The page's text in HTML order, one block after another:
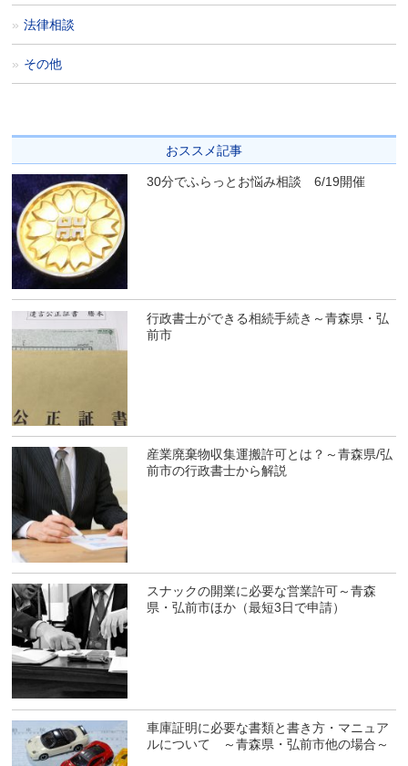
法律相談
その他
おススメ記事
30分でふらっとお悩み相談 6/19開催
行政書士ができる相続手続き～青森県・弘
前市
産業廃棄物収集運搬許可とは？～青森県/弘
前市の行政書士から解説
スナックの開業に必要な営業許可～青森
県・弘前市ほか（最短3日で申請）
車庫証明に必要な書類と書き方・マニュア
ルについて ～青森県・弘前市他の場合～